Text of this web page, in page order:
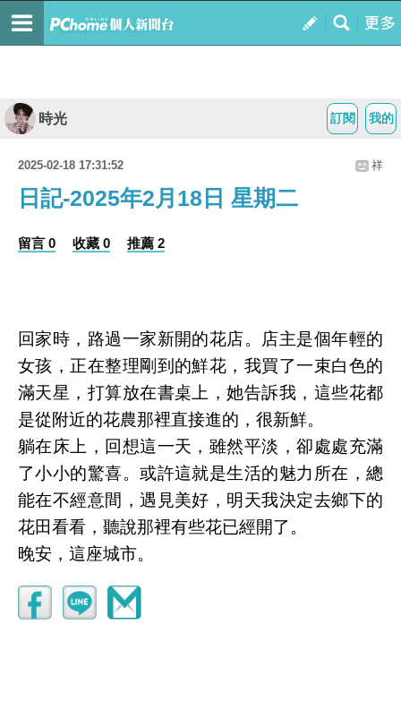
我的
訂閱
時光
2025-02-18 17:31:52 祥
日記-2025年2月18日 星期二
留言 0 收藏 0 推薦 2
回家時，路過一家新開的花店。店主是個年輕的
女孩，正在整理剛到的鮮花，我買了一束白色的
滿天星，打算放在書桌上，她告訴我，這些花都
是從附近的花農那裡直接進的，很新鮮。
躺在床上，回想這一天，雖然平淡，卻處處充滿
了小小的驚喜。或許這就是生活的魅力所在，總
能在不經意間，遇見美好，明天我決定去鄉下的
花田看看，聽說那裡有些花已經開了。
晚安，這座城市。